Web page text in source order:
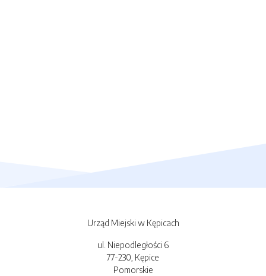
Urząd Miejski w Kępicach
ul. Niepodległości 6
77-230, Kępice
Pomorskie